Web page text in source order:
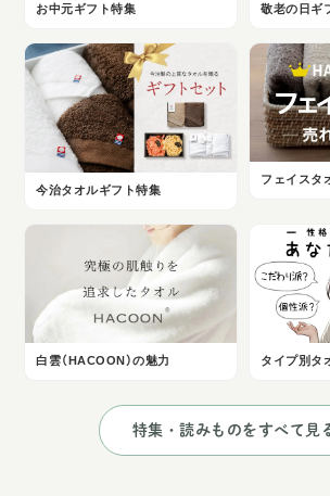
お中元ギフト特集 敬老の日ギ
今治タオルギフト特集
フェイスタ
白雲（HACOON）の魅力 タイプ別タ
特集・読みものをすべて見